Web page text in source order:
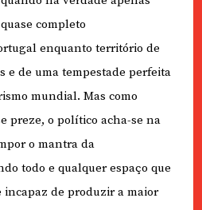
completo
enquanto território de
e de uma tempestade perfeita
mundial. Mas como
preze, o político acha-se na
o mantra da
todo e qualquer espaço que
incapaz de produzir a maior